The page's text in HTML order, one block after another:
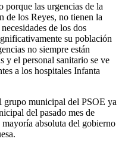
porque las urgencias de la
de los Reyes, no tienen la
de los dos
su población
no siempre están
y el personal sanitario se ve
a los hospitales Infanta
grupo municipal del PSOE ya
del pasado mes de
absoluta del gobierno